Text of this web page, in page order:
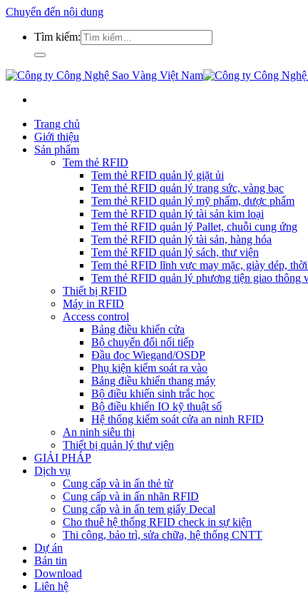
Chuyển đến nội dung
Tìm kiếm:
Trang chủ
Giới thiệu
Sản phẩm
Tem thẻ RFID
Tem thẻ RFID quản lý giặt ủi
Tem thẻ RFID quản lý trang sức, vàng bạc
Tem thẻ RFID quản lý mỹ phẩm, dược phẩm
Tem thẻ RFID quản lý tài sản kim loại
Tem thẻ RFID quản lý Pallet, chuỗi cung ứng
Tem thẻ RFID quản lý tài sản, hàng hóa
Tem thẻ RFID quản lý sách, thư viện
Tem thẻ RFID lĩnh vực may mặc, giày dép,
Tem thẻ RFID quản lý phương tiện giao thông
Thiết bị RFID
Máy in RFID
Access control
Bảng điều khiển cửa
Bộ chuyển đổi nối tiếp
Đầu đọc Wiegand/OSDP
Phụ kiện kiểm soát ra vào
Bảng điều khiển thang máy
Bộ điều khiển sinh trắc học
Bộ điều khiển IO kỹ thuật số
Hệ thống kiểm soát cửa an ninh RFID
An ninh siêu thị
Thiết bị quản lý thư viện
GIẢI PHÁP
Dịch vụ
Cung cấp và in ấn thẻ từ
Cung cấp và in ấn nhãn RFID
Cung cấp và in ấn tem giấy Decal
Cho thuê hệ thống RFID check in sự kiện
Thi công, bảo trì, sửa chữa, hệ thống CNTT
Dự án
Bản tin
Download
Liên hệ